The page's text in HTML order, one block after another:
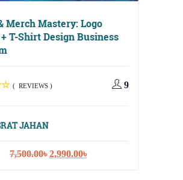
Merch Mastery: Logo
T-Shirt Design Business
( REVIEWS ) 9
JAHAN
7,500.00৳ Original
2,990.00৳Current